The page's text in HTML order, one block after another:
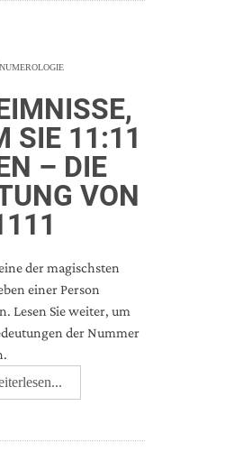
NUMEROLOGIE
SIE 11:11
– DIE
VON
der magischsten
einer Person
Lesen Sie weiter, um
der Nummer